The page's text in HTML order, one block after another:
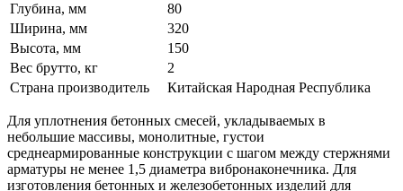
Глубина, мм
80
Ширина, мм
320
Высота, мм
150
Вес брутто, кг
2
Страна производитель
Китайская Народная Республика
Для уплотнения бетонных смесей, укладываемых в
небольшие массивы, монолитные, густои
среднеармированные конструкции с шагом между стержнями
арматуры не менее 1,5 диаметра вибронаконечника. Для
изготовления бетонных и железобетонных изделий для